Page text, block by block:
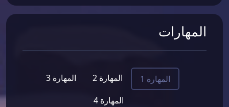
المهارات
المهارة 1 المهارة 2
المهارة 3
المهارة 4